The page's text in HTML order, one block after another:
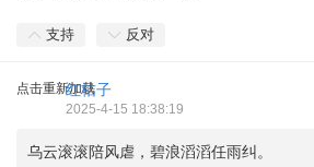
支持 反对
点击重新加载
红桔子
2025-4-15 18:38:19
乌云滚滚陪风虐，碧浪滔滔任雨纠。